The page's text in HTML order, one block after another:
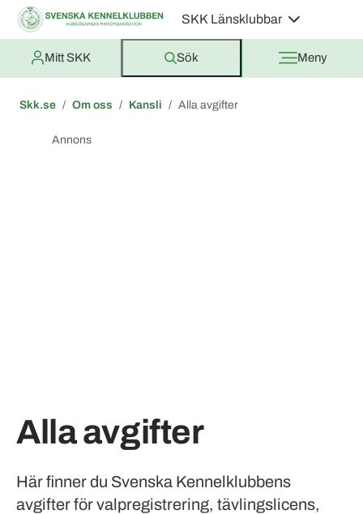
SKK Länsklubbar
Mitt SKK Sök Meny
Skk.se Om oss Kansli Alla avgifter
Annons
Alla avgifter
Här finner du Svenska Kennelklubbens
avgifter för valpregistrering, tävlingslicens,